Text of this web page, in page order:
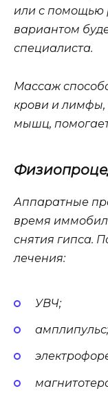
или с помощью
вариантом
специалиста.
Массаж
крови и лимфы,
мышц, помогает
Аппаратные
время
снятия гипса.
лечения:
УВЧ;
амплипульс;